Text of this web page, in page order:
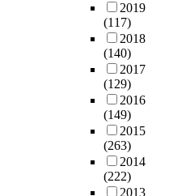
2019
(117)
2018
(140)
2017
(129)
2016
(149)
2015
(263)
2014
(222)
2013